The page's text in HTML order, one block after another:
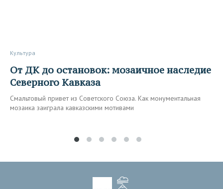
Культура
От ДК до остановок: мозаичное наследие
Северного Кавказа
Смальтовый привет из Советского Союза. Как монументальная
мозаика заиграла кавказскими мотивами